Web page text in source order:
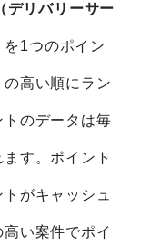
デリバリーサー
を1つのポイン
の高い順にラン
のデータは毎
す。ポイント
がキャッシュ
い案件でポイ